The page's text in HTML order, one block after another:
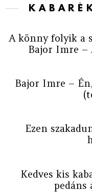
A könny folyik a
Bajor Imre –
Bajor Imre –
Ezen
Kedves kis
pedáns